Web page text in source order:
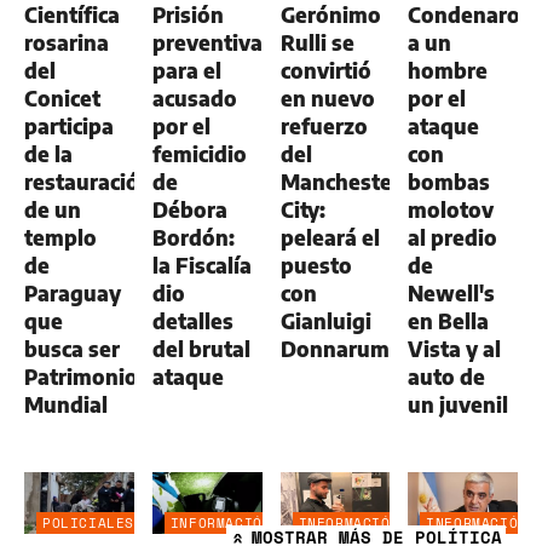
Científica
rosarina
del
Conicet
participa
de la
restauración
de un
templo
de
Paraguay
que
busca ser
Patrimonio
Mundial
Prisión
preventiva
para el
acusado
por el
femicidio
de
Débora
Bordón:
la Fiscalía
dio
detalles
del brutal
ataque
Gerónimo
Rulli se
convirtió
en nuevo
refuerzo
del
Manchester
City:
peleará el
puesto
con
Gianluigi
Donnarumma
Condenaron
a un
hombre
por el
ataque
con
bombas
molotov
al predio
de
Newell's
en Bella
Vista y al
auto de
un juvenil
POLICIALES
INFORMACIÓN
INFORMACIÓN
INFORMACIÓN
» MOSTRAR MÁS DE POLÍTICA